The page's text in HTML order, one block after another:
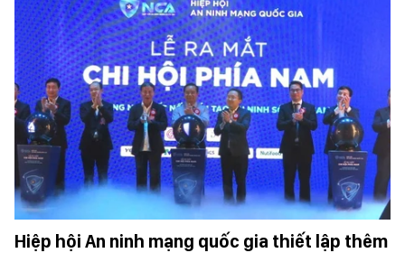
Hiệp hội An ninh mạng quốc gia thiết lập thêm